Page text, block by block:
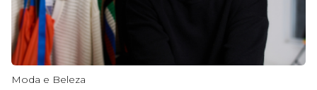
Moda e Beleza